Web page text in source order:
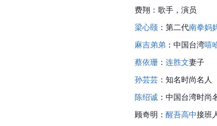
费翔 ：歌手，演员
梁心颐 ：第二代南拳妈
麻吉弟弟 ：中国台湾嘻
蔡依珊 ： 连胜文妻子
孙芸芸 ：知名时尚名人
陈绍诚 ：中国台湾时尚
顾奇明： 醒吾高中接班